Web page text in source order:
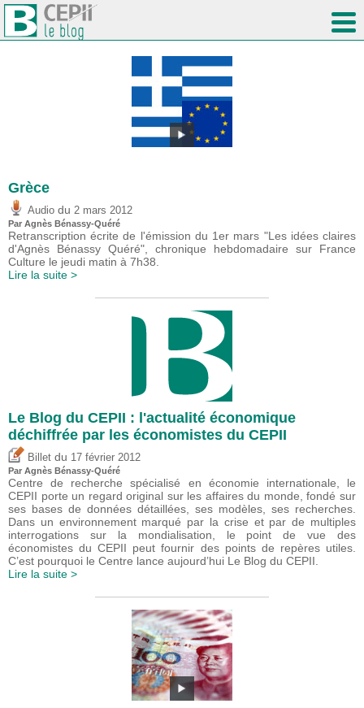
Grèce
Audio du 2 mars 2012
Par Agnès Bénassy-Quéré
Retranscription écrite de l'émission du 1er mars "Les idées claires
d'Agnès Bénassy Quéré", chronique hebdomadaire sur France
Culture le jeudi matin à 7h38.
Lire la suite >
Le Blog du CEPII : l'actualité économique
déchiffrée par les économistes du CEPII
Billet du 17 février 2012
Par Agnès Bénassy-Quéré
Centre de recherche spécialisé en économie internationale, le
CEPII porte un regard original sur les affaires du monde, fondé sur
ses bases de données détaillées, ses modèles, ses recherches.
Dans un environnement marqué par la crise et par de multiples
interrogations sur la mondialisation, le point de vue des
économistes du CEPII peut fournir des points de repères utiles.
C’est pourquoi le Centre lance aujourd’hui Le Blog du CEPII.
Lire la suite >